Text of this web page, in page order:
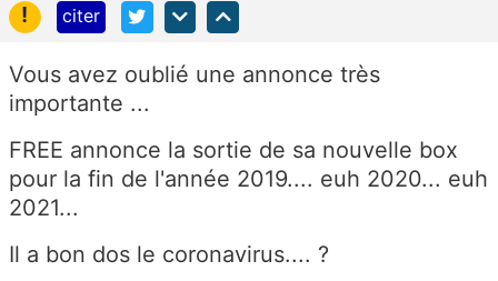
!
citer
Vous avez oublié une annonce très
importante ...
FREE annonce la sortie de sa nouvelle box
pour la fin de l'année 2019.... euh 2020... euh
2021...
Il a bon dos le coronavirus.... ?